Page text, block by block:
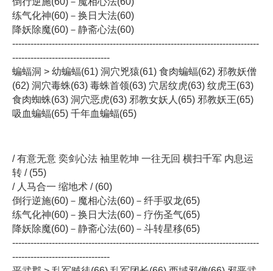
练气化神(60)－换日大法(60)
降妖除魔(60)－静斋心法(60)
---------------------------------------------------------------------------------
--------------------------------
蝙蝠洞 > 幼蝙蝠(61) 洞穴兇猿(61) 食肉蝙蝠(62) 邪教妖僧
(62) 洞穴毒蛛(63) 毒蛛首领(63) 穴居纹虎(63) 纹虎王(63)
食肉蜘蛛(63) 洞穴恶虎(63) 邪教女妖人(65) 邪教妖王(65)
吸血蝙蝠(65) 千年血蝙蝠(65)
/ 有意无意 奕剑心法 袖里乾坤 一往无回 横扫千军 内息运
转 / (55)
/ 人马合一 缩地术 / (60)
倒行逆施(60)－魔相心法(60)－纤手驭龙(65)
练气化神(60)－换日大法(60)－疗伤圣气(65)
降妖除魔(60)－静斋心法(60)－斗转星移(65)
---------------------------------------------------------------------------------
--------------------------------